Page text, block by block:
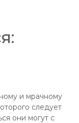
и мрачному
следует
они могут с